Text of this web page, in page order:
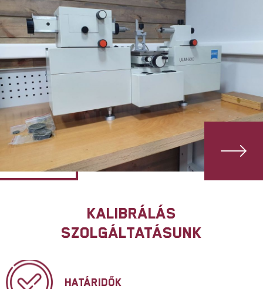
KALIBRÁLÁS
SZOLGÁLTATÁSUNK
HATÁRIDŐK